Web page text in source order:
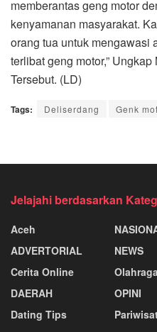
memberantas geng motor
kenyamanan masyarakat.
orang tua untuk mengawasi
terlibat geng motor,”
Tersebut. (LD)
Tags: Deliserdang Genk
Jelajahi berdasarkan
Aceh
ADVERTORIAL
Cerita Online
DAERAH
Dating Tips
NEWS
Olahraga
OPINI